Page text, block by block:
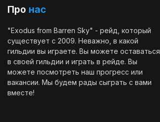
Про нас
"Exodus from Barren Sky" - рейд, который
существует с 2009. Неважно, в какой
гильдии вы играете. Вы можете оставаться
в своей гильдии и играть в рейде. Вы
можете посмотреть наш прогресс или
вакансии. Мы будем рады сыграть с вами
вместе!